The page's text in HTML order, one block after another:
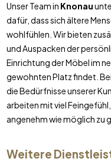
Unser Team in Knonau
dafür, dass sich ältere
wohlfühlen. Wir bieten
und Auspacken der
Einrichtung der Möbel im
gewohnten Platz findet.
die Bedürfnisse unserer
arbeiten mit viel
angenehm wie möglich zu
Weitere